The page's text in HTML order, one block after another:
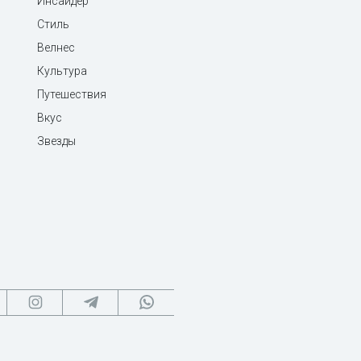
Стиль
Велнес
Культура
Путешествия
Вкус
Звезды